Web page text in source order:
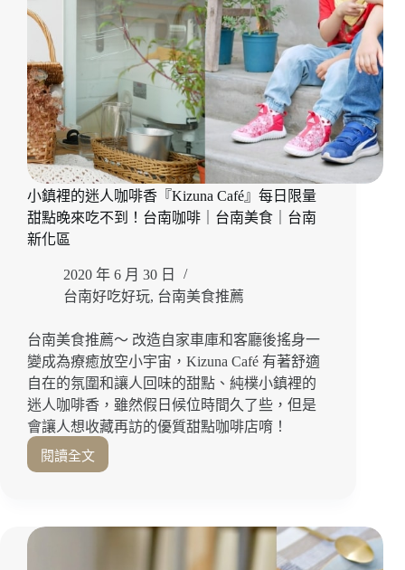
啡
喝
起
來！
台
南
美
｜
台
咖
啡
｜
台
南
飲
料
小鎮裡的迷人咖啡香『Kizuna Café』每日限量
甜點晚來吃不到！台南咖啡｜台南美食｜台南
新化區
2020 年 6 月 30 日
台南好吃好玩, 台南美食推薦
台南美食推薦～ 改造自家車庫和客廳後搖身一
變成為療癒放空小宇宙，Kizuna Café 有著舒適
自在的氛圍和讓人回味的甜點、純樸小鎮裡的
迷人咖啡香，雖然假日候位時間久了些，但是
會讓人想收藏再訪的優質甜點咖啡店唷！
閱讀全文
小